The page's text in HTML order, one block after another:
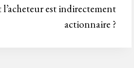
est indirectement
actionnaire ?